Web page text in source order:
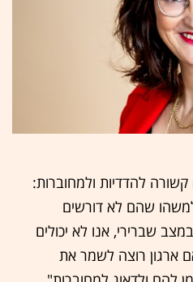
להדדיות ולמחוברות:
שהם לא דורשים
שברירי, אנו לא יכולים
ארגון רוצה לשמר את